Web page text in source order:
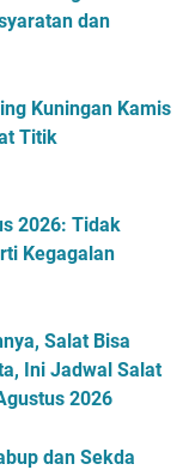
dan
Kuningan Kamis
Titik
2026: Tidak
Kegagalan
Salat Bisa
Ini Jadwal Salat
2026
dan Sekda